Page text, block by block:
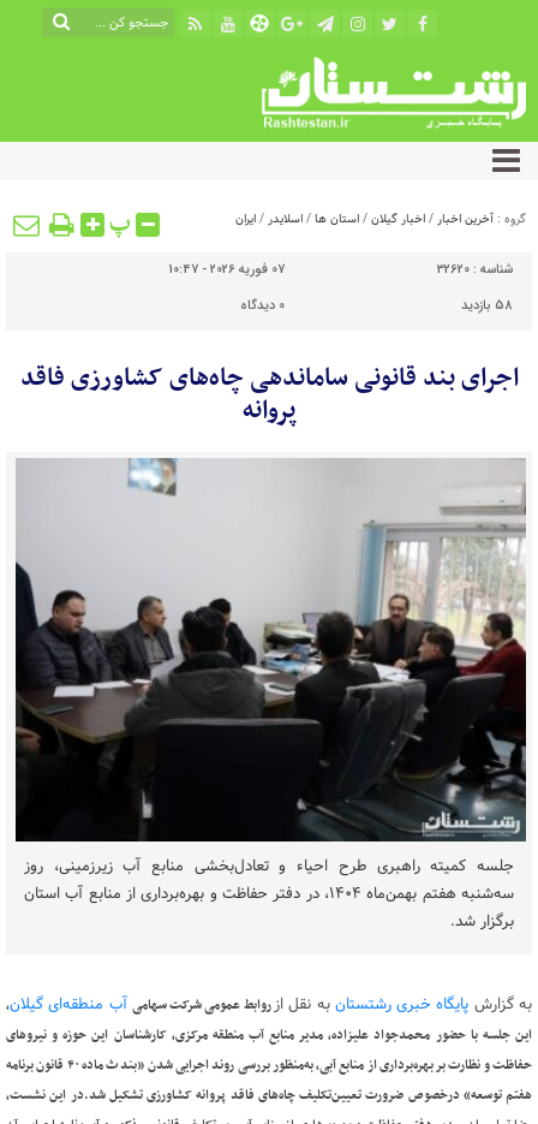
گروه : آخرین اخبار/اخبار گیلان/استان ها/اسلایدر/ایران پ
شناسه : 32620
07 فوریه 2026 - 10:47
58 بازدید
0 دیدگاه
اجرای بند قانونی ساماندهی چاه‌های کشاورزی فاقد
پروانه
جلسه کمیته راهبری طرح احیاء و تعادل‌بخشی منابع آب زیرزمینی، روز
سه‌شنبه هفتم بهمن‌ماه ۱۴۰۴، در دفتر حفاظت و بهره‌برداری از منابع آب استان
برگزار شد.
به گزارش پایگاه خبری رشتستانبه نقل ازروابط عمومی شرکت سهامی آب منطقه‌ای گیلان،
این جلسه با حضور محمدجواد علیزاده، مدیر منابع آب منطقه مرکزی، کارشناسان این حوزه و نیروهای
حفاظت و نظارت بر بهره‌برداری از منابع آبی، به‌منظور بررسی روند اجرایی شدن «بند ث ماده۴۰ قانون برنامه
هفتم توسعه» درخصوص ضرورت تعیین‌تکلیف چاه‌های فاقد پروانه کشاورزی تشکیل شد.در این نشست،